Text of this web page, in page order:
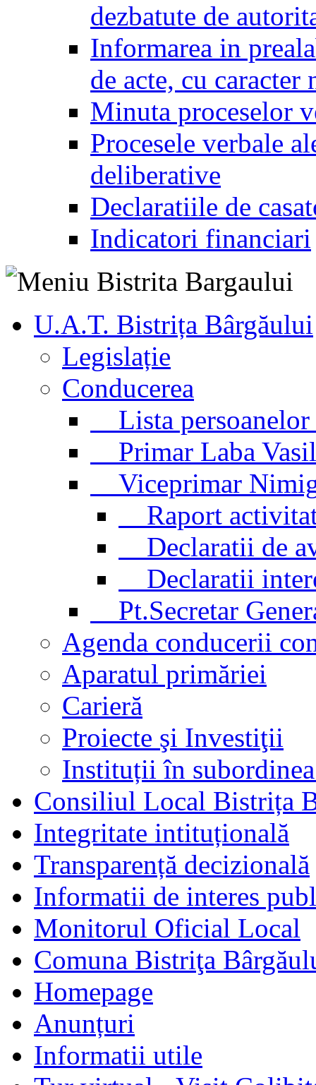
dezbatute de
Informarea in
de acte, cu caracter
Minuta proceselor
Procesele verbale
deliberative
Declaratiile de
Indicatori financiari
U.A.T. Bistrița Bârgăului
Legislație
Conducerea
Lista persoanelor
Primar Laba
Viceprimar
Raport
Declaratii de
Declaratii
Pt.Secretar
Agenda conducerii
Aparatul primăriei
Carieră
Proiecte şi Investiţii
Instituții în
Consiliul Local Bistrița
Integritate intituțională
Transparență decizională
Informatii de interes
Monitorul Oficial Local
Comuna Bistriţa
Homepage
Anunțuri
Informatii utile